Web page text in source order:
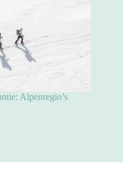
Alpenregio’s